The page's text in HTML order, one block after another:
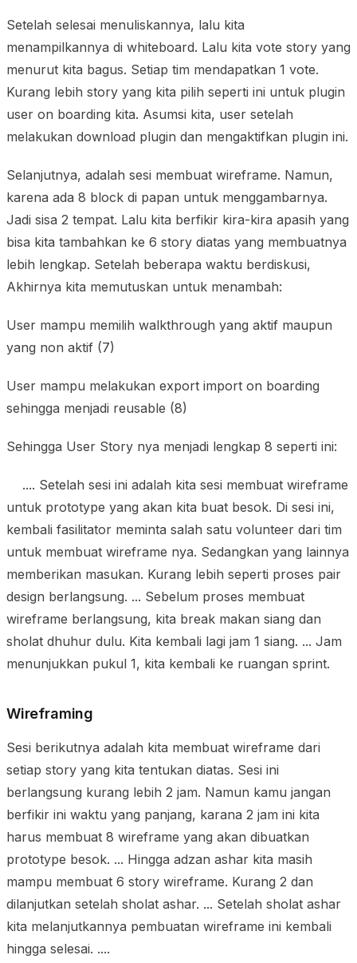
Setelah selesai menuliskannya, lalu kita
menampilkannya di whiteboard. Lalu kita vote story yang
menurut kita bagus. Setiap tim mendapatkan 1 vote.
Kurang lebih story yang kita pilih seperti ini untuk plugin
user on boarding kita. Asumsi kita, user setelah
melakukan download plugin dan mengaktifkan plugin ini.
Selanjutnya, adalah sesi membuat wireframe. Namun,
karena ada 8 block di papan untuk menggambarnya.
Jadi sisa 2 tempat. Lalu kita berfikir kira-kira apasih yang
bisa kita tambahkan ke 6 story diatas yang membuatnya
lebih lengkap. Setelah beberapa waktu berdiskusi,
Akhirnya kita memutuskan untuk menambah:
User mampu memilih walkthrough yang aktif maupun
yang non aktif (7)
User mampu melakukan export import on boarding
sehingga menjadi reusable (8)
Sehingga User Story nya menjadi lengkap 8 seperti ini:
.... Setelah sesi ini adalah kita sesi membuat wireframe
untuk prototype yang akan kita buat besok. Di sesi ini,
kembali fasilitator meminta salah satu volunteer dari tim
untuk membuat wireframe nya. Sedangkan yang lainnya
memberikan masukan. Kurang lebih seperti proses pair
design berlangsung. ... Sebelum proses membuat
wireframe berlangsung, kita break makan siang dan
sholat dhuhur dulu. Kita kembali lagi jam 1 siang. ... Jam
menunjukkan pukul 1, kita kembali ke ruangan sprint.
Wireframing
Sesi berikutnya adalah kita membuat wireframe dari
setiap story yang kita tentukan diatas. Sesi ini
berlangsung kurang lebih 2 jam. Namun kamu jangan
berfikir ini waktu yang panjang, karana 2 jam ini kita
harus membuat 8 wireframe yang akan dibuatkan
prototype besok. ... Hingga adzan ashar kita masih
mampu membuat 6 story wireframe. Kurang 2 dan
dilanjutkan setelah sholat ashar. ... Setelah sholat ashar
kita melanjutkannya pembuatan wireframe ini kembali
hingga selesai. ....